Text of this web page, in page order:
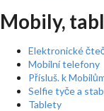
Mobily,
Elektronické
Mobilní telefony
Přísluš. k
Selfie tyče a stab
Tablety